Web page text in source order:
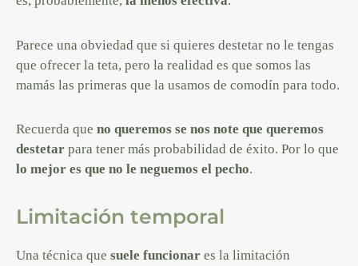
Parece una obviedad que si quieres destetar no le tengas
que ofrecer la teta, pero la realidad es que somos las
mamás las primeras que la usamos de comodín para todo.
Recuerda que no queremos se nos note que queremos
destetar para tener más probabilidad de éxito. Por lo que
lo mejor es que no le neguemos el pecho.
Limitación temporal
Una técnica que suele funcionar es la limitación